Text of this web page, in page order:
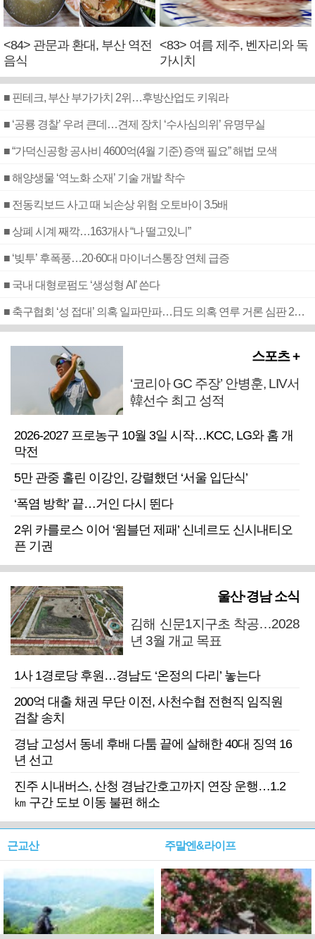
<84> 관문과 환대, 부산 역전
음식
<83> 여름 제주, 벤자리와 독
가시치
■ 핀테크, 부산 부가가치 2위…후방산업도 키워라
■ ‘공룡 경찰’ 우려 큰데…견제 장치 ‘수사심의위’ 유명무실
■ “가덕신공항 공사비 4600억(4월 기준) 증액 필요” 해법 모색
■ 해양생물 ‘역노화 소재’ 기술 개발 착수
■ 전동킥보드 사고 때 뇌손상 위험 오토바이 3.5배
■ 상폐 시계 째깍…163개사 “나 떨고있니”
■ ‘빚투’ 후폭풍…20·60대 마이너스통장 연체 급증
■ 국내 대형로펌도 ‘생성형 AI’ 쓴다
■ 축구협회 ‘성 접대’ 의혹 일파만파…日도 의혹 연루 거론 심판 2명 조사
스포츠 +
‘코리아 GC 주장’ 안병훈, LIV서
韓선수 최고 성적
2026-2027 프로농구 10월 3일 시작…KCC, LG와 홈 개
막전
5만 관중 홀린 이강인, 강렬했던 ‘서울 입단식’
‘폭염 방학’ 끝…거인 다시 뛴다
2위 카를로스 이어 ‘윔블던 제패’ 신네르도 신시내티오
픈 기권
울산·경남 소식
김해 신문1지구초 착공…2028
년 3월 개교 목표
1사 1경로당 후원…경남도 ‘온정의 다리’ 놓는다
200억 대출 채권 무단 이전, 사천수협 전현직 임직원
검찰 송치
경남 고성서 동네 후배 다툼 끝에 살해한 40대 징역 16
년 선고
진주 시내버스, 산청 경남간호고까지 연장 운행…1.2
㎞ 구간 도보 이동 불편 해소
근교산 주말엔&라이프